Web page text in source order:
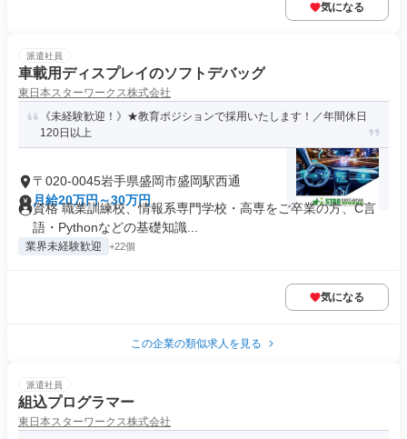
気になる
派遣社員
車載用ディスプレイのソフトデバッグ
東日本スターワークス株式会社
《未経験歓迎！》★教育ポジションで採用いたします！／年間休日
120日以上
〒020-0045岩手県盛岡市盛岡駅西通
月給20万円～30万円
資格 職業訓練校、情報系専門学校・高専をご卒業の方、C言
語・Pythonなどの基礎知識...
業界未経験歓迎 +22個
気になる
この企業の類似求人を見る
派遣社員
組込プログラマー
東日本スターワークス株式会社